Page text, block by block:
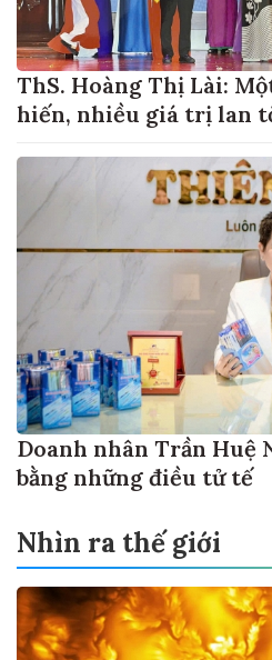
ThS. Hoàng Thị Lài:
hiến, nhiều giá trị lan
Doanh nhân Trần Huệ
bằng những điều tử tế
Nhìn ra thế giới